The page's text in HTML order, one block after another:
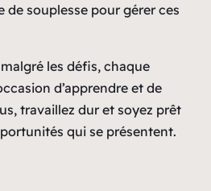
de souplesse pour gérer ces
les défis, chaque
d’apprendre et de
travaillez dur et soyez prêt
qui se présentent.